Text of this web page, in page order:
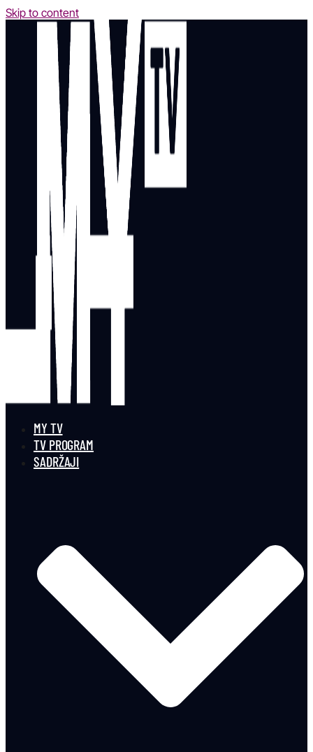
Skip to content
MY TV
TV PROGRAM
SADRŽAJI